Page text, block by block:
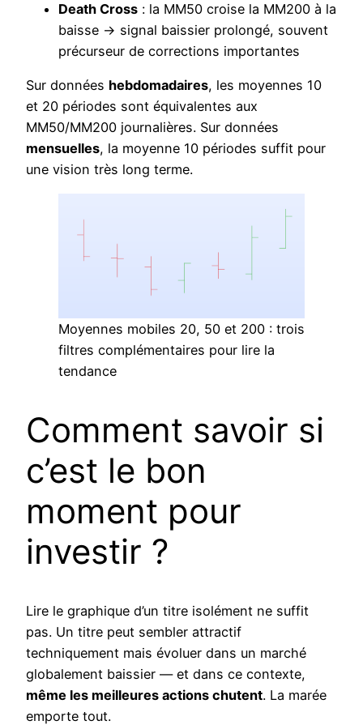
Death Cross : la MM50 croise la MM200 à la
baisse → signal baissier prolongé, souvent
précurseur de corrections importantes
Sur données hebdomadaires, les moyennes 10
et 20 périodes sont équivalentes aux
MM50/MM200 journalières. Sur données
mensuelles, la moyenne 10 périodes suffit pour
une vision très long terme.
Moyennes mobiles 20, 50 et 200 : trois
filtres complémentaires pour lire la
tendance
Comment savoir si
c’est le bon
moment pour
investir ?
Lire le graphique d’un titre isolément ne suffit
pas. Un titre peut sembler attractif
techniquement mais évoluer dans un marché
globalement baissier — et dans ce contexte,
même les meilleures actions chutent. La marée
emporte tout.